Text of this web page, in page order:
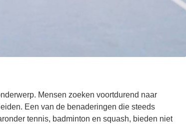
Mensen zoeken voortdurend naar
Een van de benaderingen die steeds
tennis, badminton en squash, bieden niet